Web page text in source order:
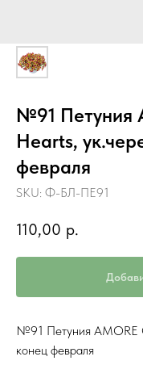
№91 Петуния
Hearts,
февраля
SKU: Ф-БЛ-ПЕ91
110,00 р.
№91 Петуния AMORE
конец февраля